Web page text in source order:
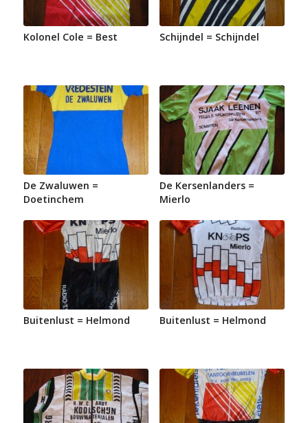
Kolonel Cole = Best Schijndel = Schijndel
De Zwaluwen =
Doetinchem
De Kersenlanders =
Mierlo
Buitenlust = Helmond Buitenlust = Helmond